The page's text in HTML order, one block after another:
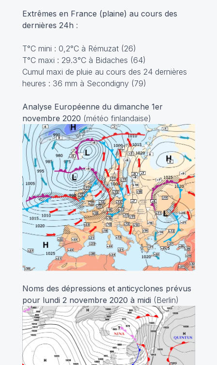
Extrêmes en France (plaine) au cours des
dernières 24h :
T°C mini : 0,2°C à Rémuzat (26)
T°C maxi : 29.3°C à Bidaches (64)
Cumul maxi de pluie au cours des 24 dernières
heures : 36 mm à Secondigny (79)
Analyse Européenne du dimanche 1er
novembre 2020 (météo finlandaise)
Noms des dépressions et anticyclones prévus
pour lundi 2 novembre 2020 à midi (Berlin)